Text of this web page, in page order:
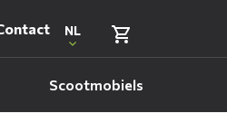
NL
Scootmobiels